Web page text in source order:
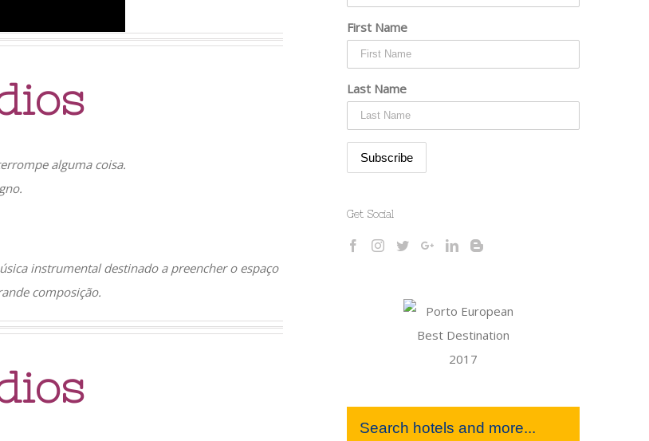
alguma coisa.
instrumental destinado a preencher o espaço
composição.
First Name
Last Name
Get Social
Search hotels and more...